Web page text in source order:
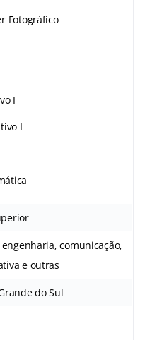
Fotográfico
I
I
comunicação,
e outras
do Sul